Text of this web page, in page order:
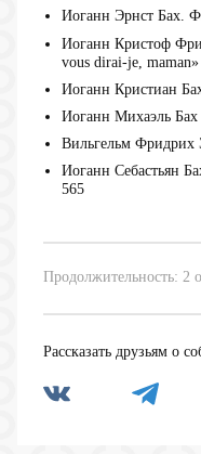
Иоганн Эрнст Бах.
Иоганн Кристоф
vous dirai-je, maman»
Иоганн Кристиан
Иоганн Михаэль Бах
Вильгельм Фридрих
Иоганн Себастьян
565
Продолжительность: 2
Рассказать друзьям о